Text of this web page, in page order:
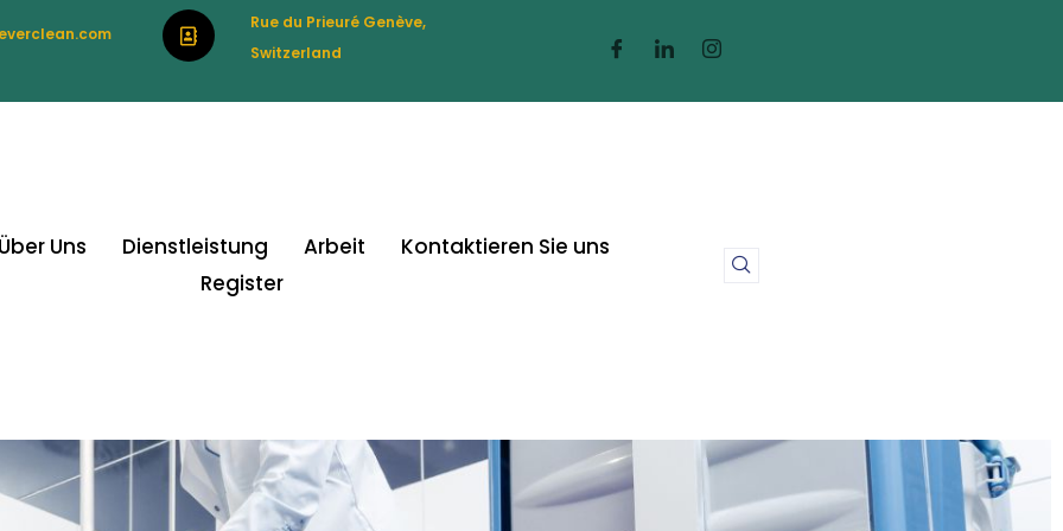
Rue du Prieuré Genève,
Switzerland
Über Uns Dienstleistung Arbeit
Kontaktieren Sie uns
Register